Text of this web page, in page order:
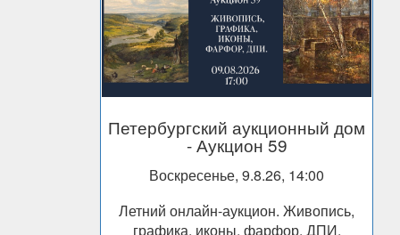
Петербургский аукционный дом
- Аукцион 59
Воскресенье, 9.8.26, 14:00
Летний онлайн-аукцион. Живопись,
графика, иконы, фарфор, ДПИ.